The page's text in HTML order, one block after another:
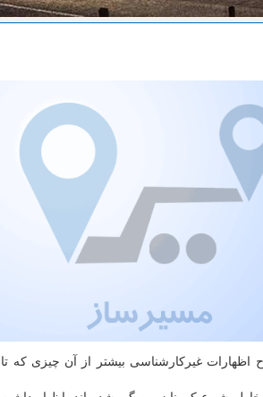
اظهارات غیرکارشناسی بیشتر از آن چیزی که تا